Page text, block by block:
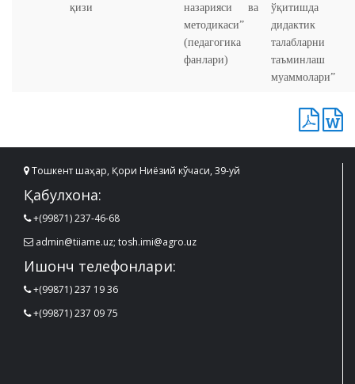
қизи
назарияси ва
методикаси”
(педагогика
фанлари)
ўқитишда
дидактик
талабларни
таъминлаш
муаммолари”
Тошкент шаҳар, Қори Ниёзий кўчаси, 39-уй
Қабулхона:
+(99871) 237-46-68
admin@tiiame.uz; tosh.imi@agro.uz
Ишонч телефонлари:
+(99871) 237 19 36
+(99871) 237 09 75